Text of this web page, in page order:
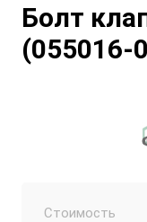
Болт
(055016-
Стоимость